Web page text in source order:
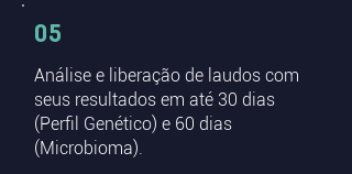
05
Análise e liberação de laudos com
seus resultados em até 30 dias
(Perfil Genético) e 60 dias
(Microbioma).